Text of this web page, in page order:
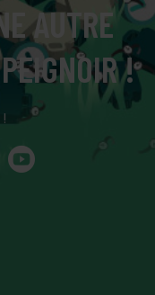
AUTRE
!